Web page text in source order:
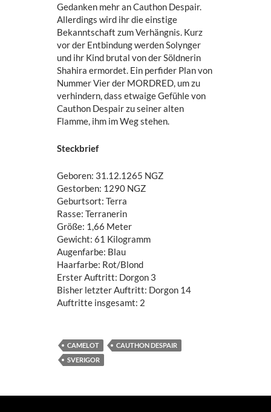
Gedanken mehr an Cauthon Despair.
Allerdings wird ihr die einstige
Bekanntschaft zum Verhängnis. Kurz
vor der Entbindung werden Solynger
und ihr Kind brutal von der Söldnerin
Shahira ermordet. Ein perfider Plan von
Nummer Vier der MORDRED, um zu
verhindern, dass etwaige Gefühle von
Cauthon Despair zu seiner alten
Flamme, ihm im Weg stehen.
Steckbrief
Geboren: 31.12.1265 NGZ
Gestorben: 1290 NGZ
Geburtsort: Terra
Rasse: Terranerin
Größe: 1,66 Meter
Gewicht: 61 Kilogramm
Augenfarbe: Blau
Haarfarbe: Rot/Blond
Erster Auftritt: Dorgon 3
Bisher letzter Auftritt: Dorgon 14
Auftritte insgesamt: 2
CAMELOT
CAUTHON DESPAIR
SVERIGOR